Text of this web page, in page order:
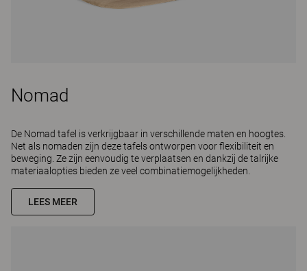
Nomad
De Nomad tafel is verkrijgbaar in verschillende maten en hoogtes.
Net als nomaden zijn deze tafels ontworpen voor flexibiliteit en
beweging. Ze zijn eenvoudig te verplaatsen en dankzij de talrijke
materiaalopties bieden ze veel combinatiemogelijkheden.
LEES MEER